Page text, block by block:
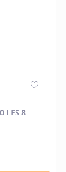
LES 8